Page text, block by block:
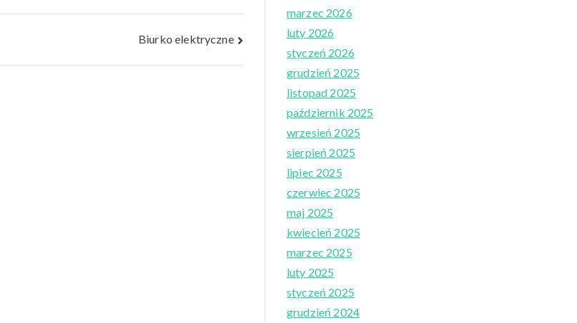
Biurko elektryczne
marzec 2026
luty 2026
styczeń 2026
grudzień 2025
listopad 2025
październik 2025
wrzesień 2025
sierpień 2025
lipiec 2025
czerwiec 2025
maj 2025
kwiecień 2025
marzec 2025
luty 2025
styczeń 2025
grudzień 2024